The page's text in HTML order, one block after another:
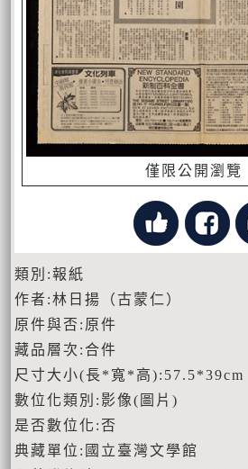
僅限公開瀏覽
類別:報紙
作者:林日揚（古蒙仁）
原件與否:原件
藏品層次:合件
尺寸大小(長*寬*高):57.5*39cm
數位化類別:影像(圖片)
是否數位化:否
典藏單位:國立臺灣文學館